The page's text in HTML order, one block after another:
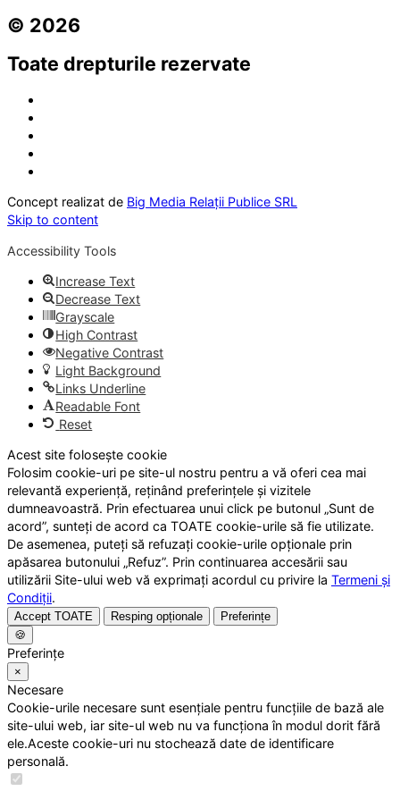
© 2026
Toate drepturile rezervate
Concept realizat de Big Media Relații Publice SRL
Skip to content
Accessibility Tools
Increase Text
Decrease Text
Grayscale
High Contrast
Negative Contrast
Light Background
Links Underline
Readable Font
Reset
Acest site folosește cookie
Folosim cookie-uri pe site-ul nostru pentru a vă oferi cea mai
relevantă experiență, reținând preferințele și vizitele
dumneavoastră. Prin efectuarea unui click pe butonul „Sunt de
acord”, sunteți de acord ca TOATE cookie-urile să fie utilizate.
De asemenea, puteți să refuzați cookie-urile opționale prin
apăsarea butonului „Refuz”. Prin continuarea accesării sau
utilizării Site-ului web vă exprimați acordul cu privire la Termeni și
Condiții.
Accept TOATE Resping opționale
Preferințe
🍪
Preferințe
×
Necesare
Cookie-urile necesare sunt esențiale pentru funcțiile de bază ale
site-ului web, iar site-ul web nu va funcționa în modul dorit fără
ele.Aceste cookie-uri nu stochează date de identificare
personală.